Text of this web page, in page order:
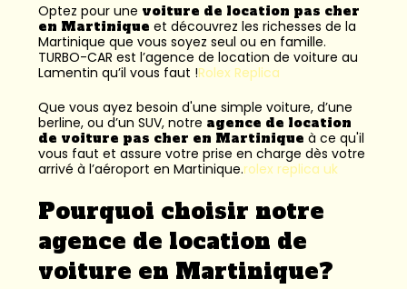
Optez pour une voiture de location pas cher
en Martinique et découvrez les richesses de la
Martinique que vous soyez seul ou en famille.
TURBO-CAR est l’agence de location de voiture au
Lamentin qu’il vous faut !Rolex Replica
Que vous ayez besoin d'une simple voiture, d’une
berline, ou d’un SUV, notre agence de location
de voiture pas cher en Martinique à ce qu'il
vous faut et assure votre prise en charge dès votre
arrivé à l’aéroport en Martinique.rolex replica uk
Pourquoi choisir notre
agence de location de
voiture en Martinique?